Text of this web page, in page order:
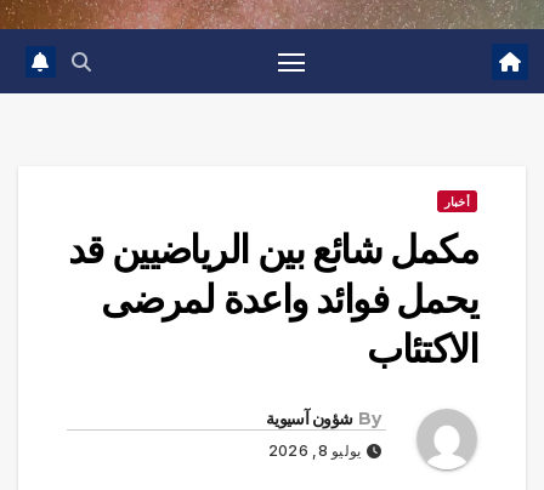
أخبار
مكمل شائع بين الرياضيين قد
يحمل فوائد واعدة لمرضى
الاكتئاب
By شؤون آسيوية
يوليو 8, 2026